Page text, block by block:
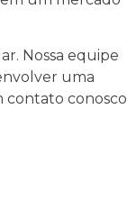
Nossa equipe
uma
contato conosco